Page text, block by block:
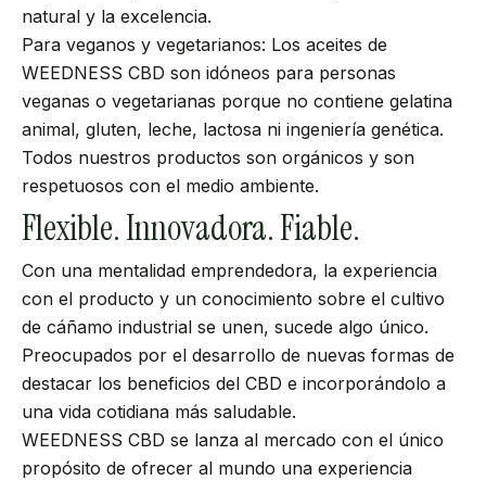
natural y la excelencia.
Para veganos y vegetarianos: Los aceites de
WEEDNESS CBD son idóneos para personas
veganas o vegetarianas porque no contiene gelatina
animal, gluten, leche, lactosa ni ingeniería genética.
Todos nuestros productos son orgánicos y son
respetuosos con el medio ambiente.
Flexible. Innovadora. Fiable.
Con una mentalidad emprendedora, la experiencia
con el producto y un conocimiento sobre el cultivo
de cáñamo industrial se unen, sucede algo único.
Preocupados por el desarrollo de nuevas formas de
destacar los beneficios del CBD e incorporándolo a
una vida cotidiana más saludable.
WEEDNESS CBD se lanza al mercado con el único
propósito de ofrecer al mundo una experiencia